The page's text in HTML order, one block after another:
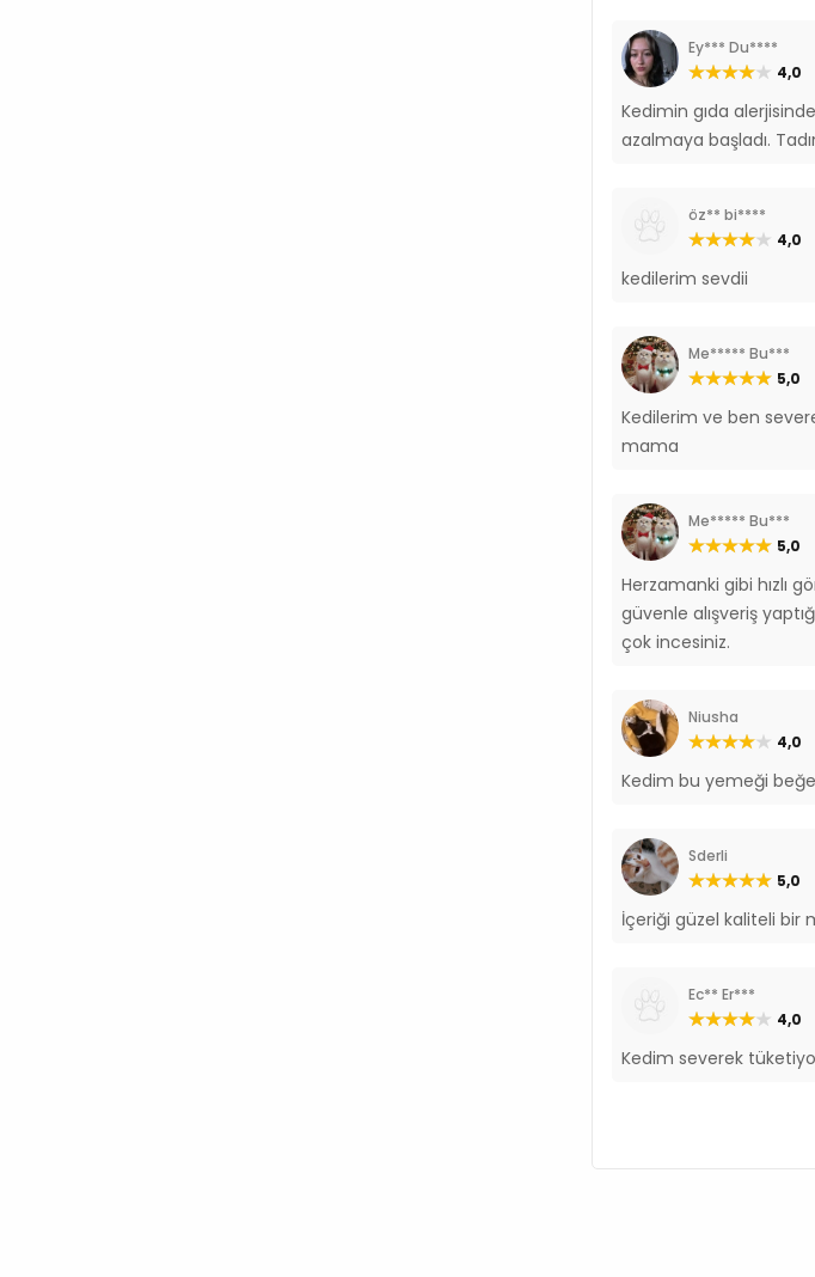
Ey*** Du****
4,0
Kedimin gıda
azalmaya başladı.
öz** bi****
4,0
kedilerim sevdii
Me***** Bu***
5,0
Kedilerim ve ben
mama
Me***** Bu***
5,0
Herzamanki gibi hızlı
güvenle alışveriş
çok incesiniz.
Niusha
4,0
Kedim bu yemeği
Sderli
5,0
İçeriği güzel kaliteli bir
Ec** Er***
4,0
Kedim severek